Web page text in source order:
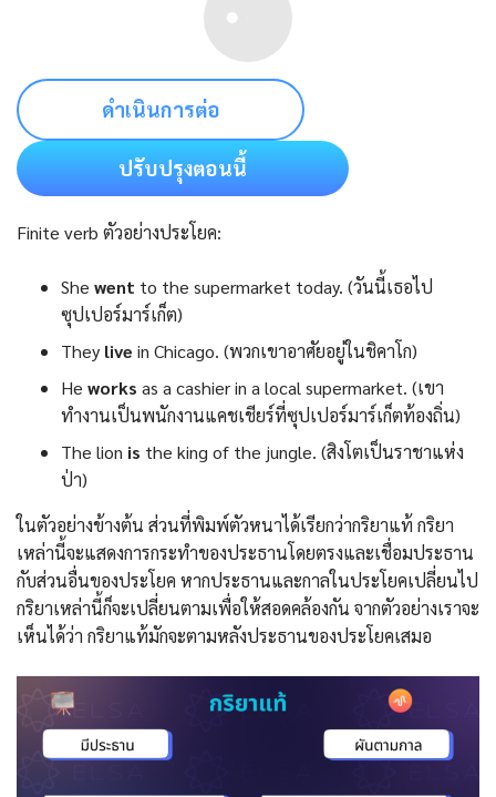
ดำเนินการต่อ
ปรับปรุงตอนนี้
Finite verb ตัวอย่างประโยค:
She went to the supermarket today. (วันนี้เธอไป
ซุปเปอร์มาร์เก็ต)
They live in Chicago. (พวกเขาอาศัยอยู่ในชิคาโก)
He works as a cashier in a local supermarket. (เขา
ทำงานเป็นพนักงานแคชเชียร์ที่ซุปเปอร์มาร์เก็ตท้องถิ่น)
The lion is the king of the jungle. (สิงโตเป็นราชาแห่ง
ป่า)
ในตัวอย่างข้างต้น ส่วนที่พิมพ์ตัวหนาได้เรียกว่ากริยาแท้ กริยา
เหล่านี้จะแสดงการกระทำของประธานโดยตรงและเชื่อมประธาน
กับส่วนอื่นของประโยค หากประธานและกาลในประโยคเปลี่ยนไป
กริยาเหล่านี้ก็จะเปลี่ยนตามเพื่อให้สอดคล้องกัน จากตัวอย่างเราจะ
เห็นได้ว่า กริยาแท้มักจะตามหลังประธานของประโยคเสมอ